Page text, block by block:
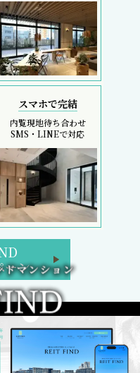
スマホで完結
内覧現地待ち合わせ
SMS・LINEで対応
ーン